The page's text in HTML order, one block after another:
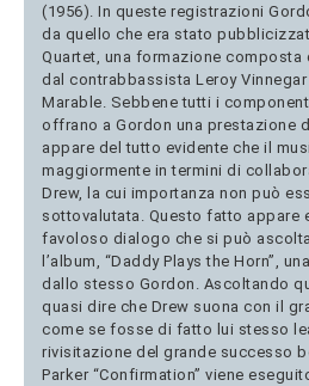
(1956). In queste registrazioni
da quello che era stato
Quartet, una formazione composta
dal contrabbassista Leroy
Marable. Sebbene tutti i
offrano a Gordon una prestazione
appare del tutto evidente che il
maggiormente in termini di
Drew, la cui importanza non può
sottovalutata. Questo fatto appare
favoloso dialogo che si può
l’album, “Daddy Plays the Horn”,
dallo stesso Gordon. Ascoltando
quasi dire che Drew suona con il
come se fosse di fatto lui stesso
rivisitazione del grande successo
Parker “Confirmation” viene